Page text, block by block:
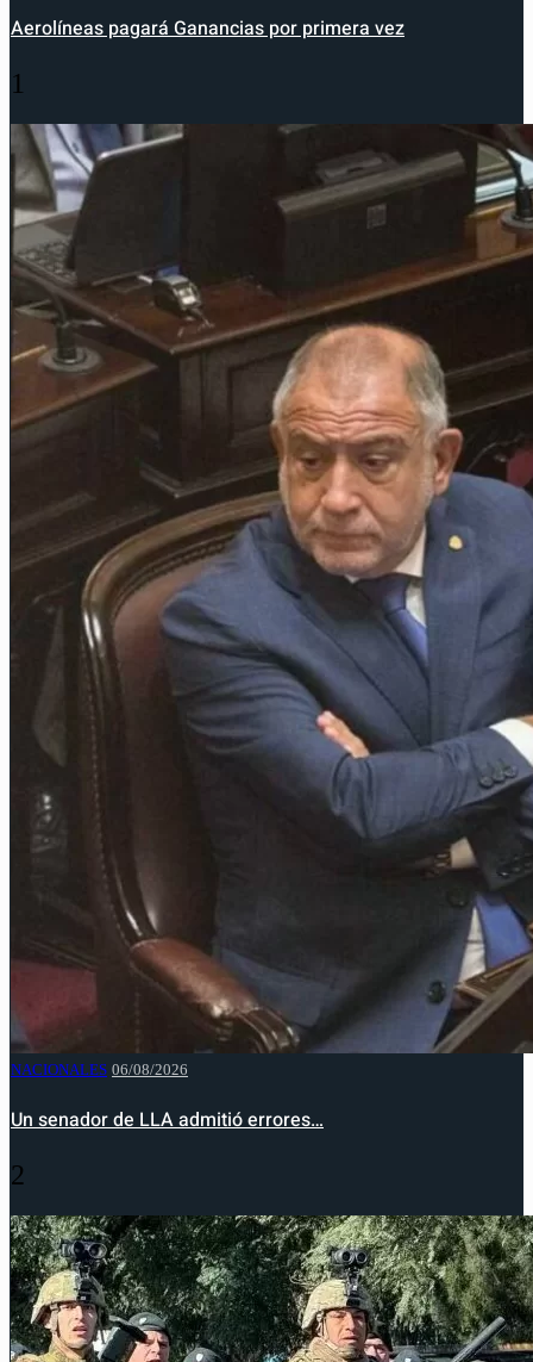
Aerolíneas pagará Ganancias por primera vez
1
NACIONALES 06/08/2026
Un senador de LLA admitió errores…
2